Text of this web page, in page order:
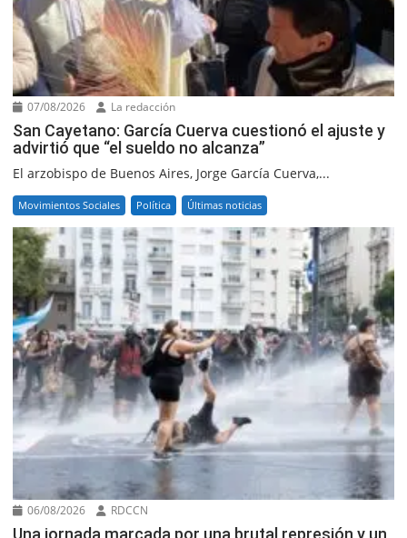
07/08/2026 La redacción
San Cayetano: García Cuerva cuestionó el ajuste y
advirtió que “el sueldo no alcanza”
El arzobispo de Buenos Aires, Jorge García Cuerva,...
Movimientos Sociales Política Últimas noticias
06/08/2026 RDCCN